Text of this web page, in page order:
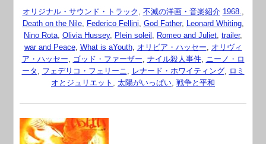
オリジナル・サウンド・トラック , 不滅の洋画・音楽紹介 1968.,
Death on the Nile, Federico Fellini, God Father, Leonard Whiting,
Nino Rota, Olivia Hussey, Plein soleil , Romeo and Juliet, trailer,
war and Peace, What is aYouth, オリビア・ハッセー, オリヴィ
ア・ハッセー, ゴッド・ファーザー, ナイル殺人事件, ニーノ・ロ
ータ , フェデリコ・フェリーニ, レナード・ホワイティング, ロミ
オとジュリエット , 太陽がいっぱい, 戦争と平和